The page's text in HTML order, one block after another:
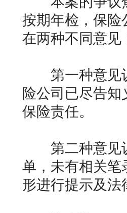
按期年检，保险
在两种不同意见
第一种意见认
险公司已尽告
保险责任。
第二种意见认
单，未有相关笔
形进行提示及